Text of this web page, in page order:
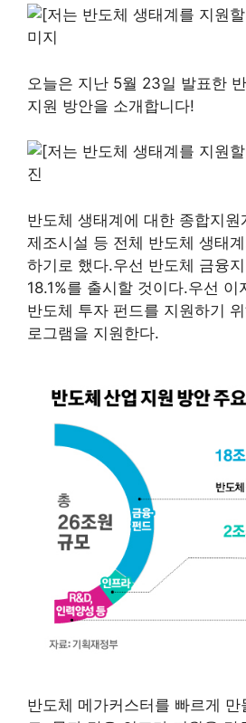
오늘은 지난 5월 23일 발표한
지원 방안을 소개합니다!
반도체 생태계에 대한 종합지
제조시설 등 전체 반도체 생태
하기로 했다.우선 반도체 금융
18.1%를 출시할 것이다.우선 이
반도체 투자 펀드를 지원하기
로그램을 지원한다.
반도체 메가커스터를 빠르게